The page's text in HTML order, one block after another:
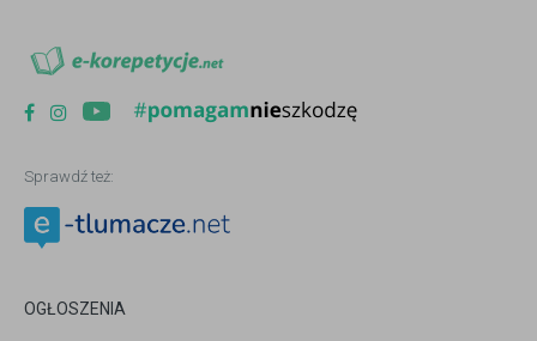
Sprawdź też:
OGŁOSZENIA